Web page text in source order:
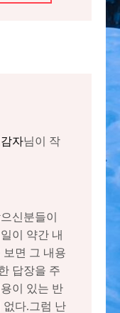
자님이 작
신분들이
이 약간 내
보면 그 내용
답장을 주
이 있는 반
없다.그럼 난